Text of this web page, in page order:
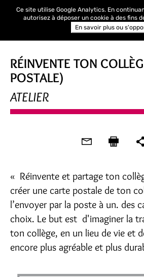
RÉINVENTE TON
POSTALE)
ATELIER
« Réinvente et partage ton
créer une carte postale de ton
l’envoyer par la poste à un. des
choix. Le but est d'imaginer la
ton collège, en un lieu de vie et
encore plus agréable et plus
Ce site utilise Google Analytics. En
autorisez à déposer un cookie à des fins
En savoir plus ou